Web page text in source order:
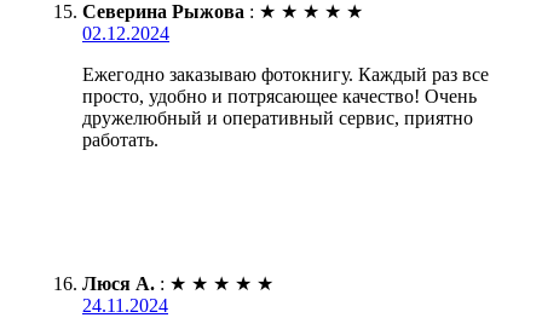
Северина Рыжова : ★ ★ ★ ★ ★
02.12.2024
Ежегодно заказываю фотокнигу. Каждый раз все
просто, удобно и потрясающее качество! Очень
дружелюбный и оперативный сервис, приятно
работать.
Люся А. : ★ ★ ★ ★ ★
24.11.2024